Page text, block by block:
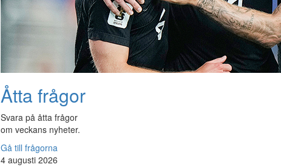
Åtta frågor
Svara på åtta frågor
om veckans nyheter.
Gå till frågorna
4 augusti 2026